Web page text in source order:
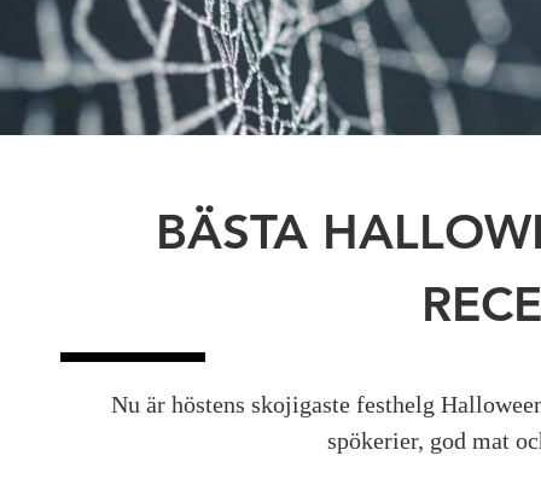
BÄSTA
Nu är höstens skojigaste festhelg
spökerier, god mat